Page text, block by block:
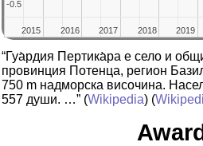
2015
2015 2016
2016 2017
2017 2018
2018 2019
2019
-0.5
-0.5
“Гуа̀рдия Пертика̀ра е село и
провинция Потенца, регион
750 m надморска височина.
557 души. …” (Wikipedia) (